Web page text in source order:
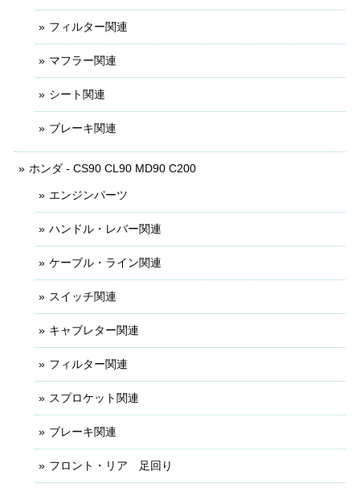
フィルター関連
マフラー関連
シート関連
ブレーキ関連
ホンダ - CS90 CL90 MD90 C200
エンジンパーツ
ハンドル・レバー関連
ケーブル・ライン関連
スイッチ関連
キャブレター関連
フィルター関連
スプロケット関連
ブレーキ関連
フロント・リア 足回り